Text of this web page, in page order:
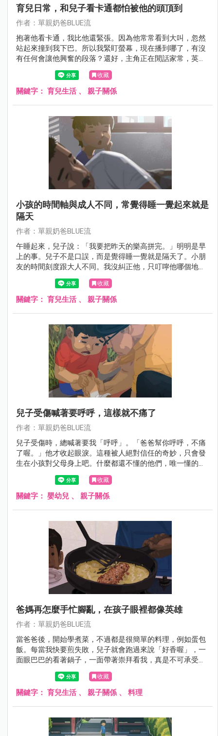
育兒日常，和兒子看卡通都怕被他的頭頂到
作者：單親奶爸BLUE流
抱著他看卡通，我比他還緊張。因為他常常看到大叫，忽然
站起來撞到我下巴。所以我緊盯螢幕，現在播到哪了，有沒
有任何會讓他興奮的段落？還好，主角正在閒話家常，英雄
收藏
關鍵字： 育兒生活、 親子關係
小孩的時間軸與成人不同，常覺得睡一覺起來就是
隔天
作者：單親奶爸BLUE流
午睡起來，兒子說：「我要把昨天的樂高拼完。」明明是早
上的事。兒子不是口誤，而是覺得睡一覺就是隔天了。小朋
友的時間刻度跟大人不同。我沒糾正他，只叮嚀他哪個地方
比較難拼。希望他有美好的一天。
收藏
關鍵字： 育兒生活、 親子關係
兒子受傷喊著要呼呼，這樣就不痛了
作者：單親奶爸BLUE流
兒子受傷時，總喊著要我「呼呼」。「爸爸幫你呼呼，不痛
了喔。」他才收起眼淚。這種被人絕對信任的奇妙，只會發
生在小孩對父母身上吧。什麼都還不懂的他們，唯一懂的，
就是有一個大人會在他們受傷時出現。
收藏
關鍵字： 嬰幼兒 、 親子關係
爸媽再怎麼手忙腳亂，在孩子眼裡都像英雄
作者：單親奶爸BLUE流
當爸爸後，開始學煮菜，不過都是很簡單的料理，例如蛋包
飯。每當我快要煎失敗，兒子就會跑過來說「好香喔」，一
面眼巴巴的看著鍋子，一面帶著崇拜看我，真是不可承受之
重。是不是再怎麼手忙腳亂的父母，在小朋友眼裡都像英
收藏
關鍵字： 育兒生活、 親子關係 、 料理